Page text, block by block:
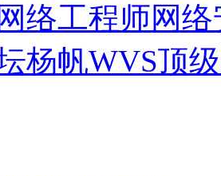
络工程师网
杨帆WVS顶